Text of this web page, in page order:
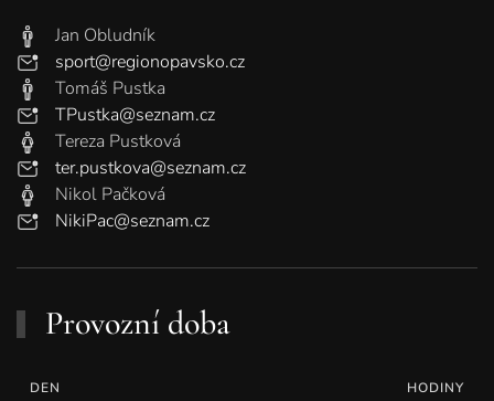
Jan Obludník
sport@regionopavsko.cz
Tomáš Pustka
TPustka@seznam.cz
Tereza Pustková
ter.pustkova@seznam.cz
Nikol Pačková
NikiPac@seznam.cz
Provozní doba
DEN HODINY